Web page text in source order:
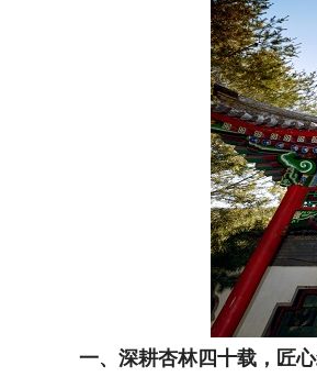
一、深耕杏林四十载，匠